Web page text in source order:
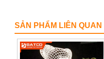
SẢN PHẨM LIÊN QUAN